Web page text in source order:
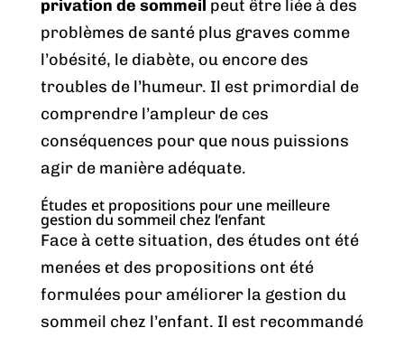
privation de sommeil peut être liée à des
problèmes de santé plus graves comme
l’obésité, le diabète, ou encore des
troubles de l’humeur. Il est primordial de
comprendre l’ampleur de ces
conséquences pour que nous puissions
agir de manière adéquate.
Études et propositions pour une meilleure
gestion du sommeil chez l’enfant
Face à cette situation, des études ont été
menées et des propositions ont été
formulées pour améliorer la gestion du
sommeil chez l’enfant. Il est recommandé